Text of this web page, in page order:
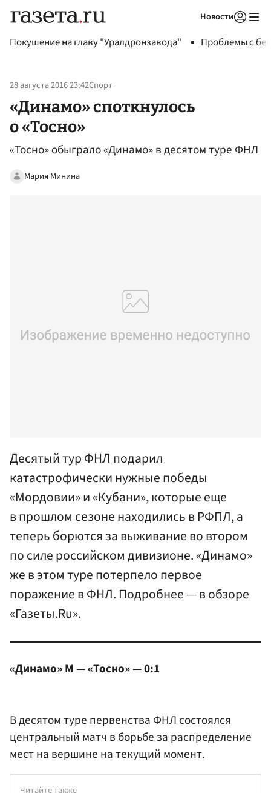
Новости
Покушение на главу "Уралдронзавода" Проблемы с
28 августа 2016 23:42Спорт
«Динамо» споткнулось
о «Тосно»
«Тосно» обыграло «Динамо» в десятом туре ФНЛ
Мария Минина
Десятый тур ФНЛ подарил
катастрофически нужные победы
«Мордовии» и «Кубани», которые еще
в прошлом сезоне находились в РФПЛ, а
теперь борются за выживание во втором
по силе российском дивизионе. «Динамо»
же в этом туре потерпело первое
поражение в ФНЛ. Подробнее — в обзоре
«Газеты.Ru».
«Динамо» М — «Тосно» — 0:1
В десятом туре первенства ФНЛ состоялся
центральный матч в борьбе за распределение
мест на вершине на текущий момент.
Читайте также